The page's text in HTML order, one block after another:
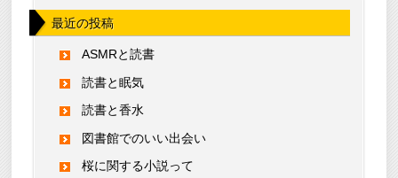
最近の投稿
ASMRと読書
読書と眠気
読書と香水
図書館でのいい出会い
桜に関する小説って